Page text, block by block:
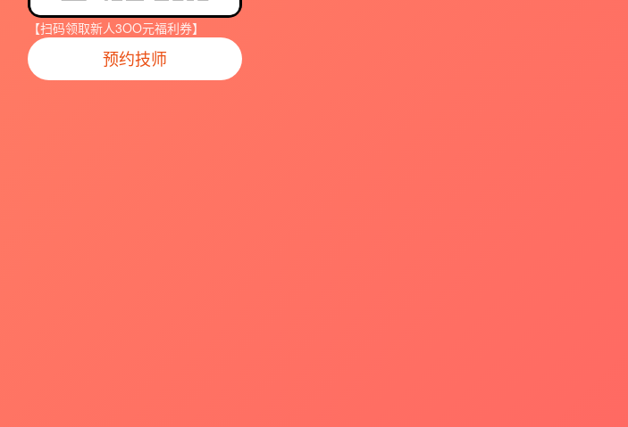
【扫码领取新人3OO元福利券】
预约技师